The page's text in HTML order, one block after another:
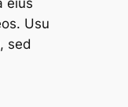
eius
Usu
sed